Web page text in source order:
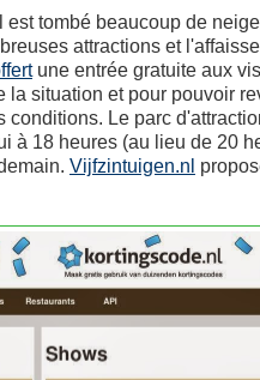
est tombé beaucoup de
attractions et
une entrée gratuite aux
la situation et pour pouvoir
conditions. Le parc
à 18 heures (au lieu de 20
Vijfzintuigen.nl